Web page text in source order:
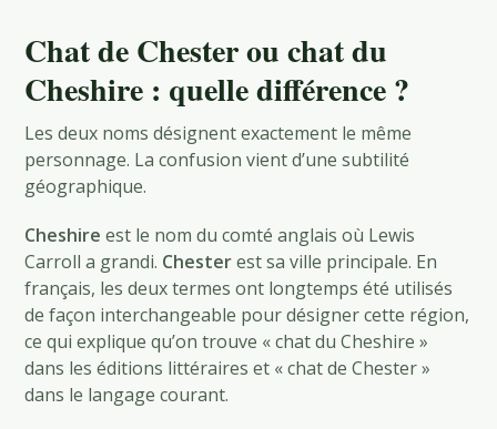
Chat de Chester ou chat du
Cheshire : quelle différence ?
Les deux noms désignent exactement le même
personnage. La confusion vient d’une subtilité
géographique.
Cheshire est le nom du comté anglais où Lewis
Carroll a grandi. Chesterest sa ville principale. En
français, les deux termes ont longtemps été utilisés
de façon interchangeable pour désigner cette région,
ce qui explique qu’on trouve « chat du Cheshire »
dans les éditions littéraires et « chat de Chester »
dans le langage courant.